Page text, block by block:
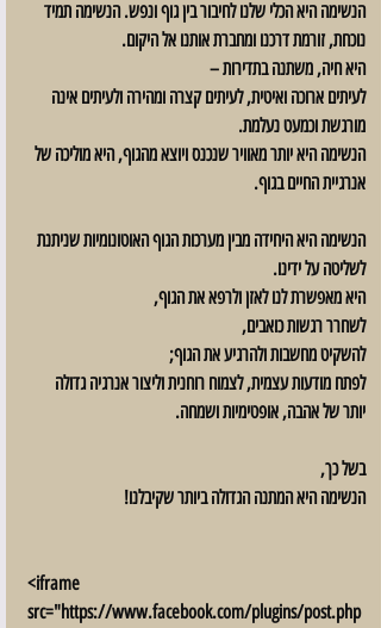
הנשימה היא הכלי שלנו לחיבור בין גוף ונפש. הנשימה תמיד
נוכחת, זורמת דרכנו ומחברת אותנו אל היקום.
היא חיה, משתנה בתדירות –
לעיתים ארוכה ואיטית, לעיתים קצרה ומהירה ולעיתים אינה
מורגשת וכמעט נעלמת.
הנשימה היא יותר מאוויר שנכנס ויוצא מהגוף, היא מוליכה של
אנרגיית החיים בגוף.
הנשימה היא היחידה מבין מערכות הגוף האוטונומיות שניתנת
לשליטה על ידינו.
היא מאפשרת לנו לאזן ולרפא את הגוף,
לשחרר רגשות כואבים,
להשקיט מחשבות ולהרגיע את הגוף;
לפתח מודעות עצמית, לצמוח רוחנית וליצור אנרגיה גדולה
יותר של אהבה, אופטימיות ושמחה.
בשל כך,
הנשימה היא המתנה הגדולה ביותר שקיבלנו!
<iframe
src="https://www.facebook.com/plugins/post.php